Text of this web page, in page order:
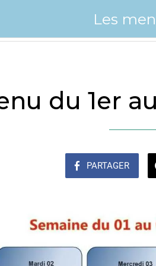
Les
du 1er
PARTAGER